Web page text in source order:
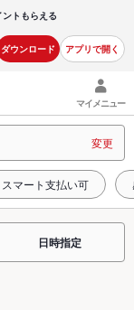
トもらえる
ダウンロード アプリで開く
マイメニュー
変更
スマート支払い可
日時指定